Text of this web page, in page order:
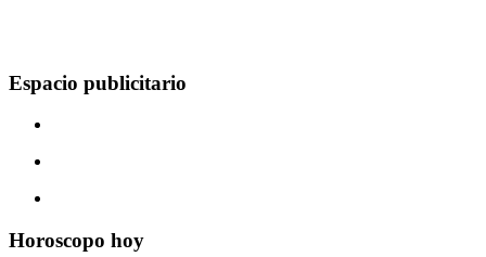
Espacio publicitario
Horoscopo hoy